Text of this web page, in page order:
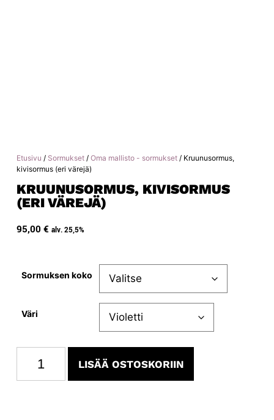
Etusivu / Sormukset / Oma mallisto - sormukset / Kruunusormus,
kivisormus (eri värejä)
KRUUNUSORMUS, KIVISORMUS
(ERI VÄREJÄ)
95,00 € alv. 25,5%
Sormuksen koko
Väri
LISÄÄ OSTOSKORIIN